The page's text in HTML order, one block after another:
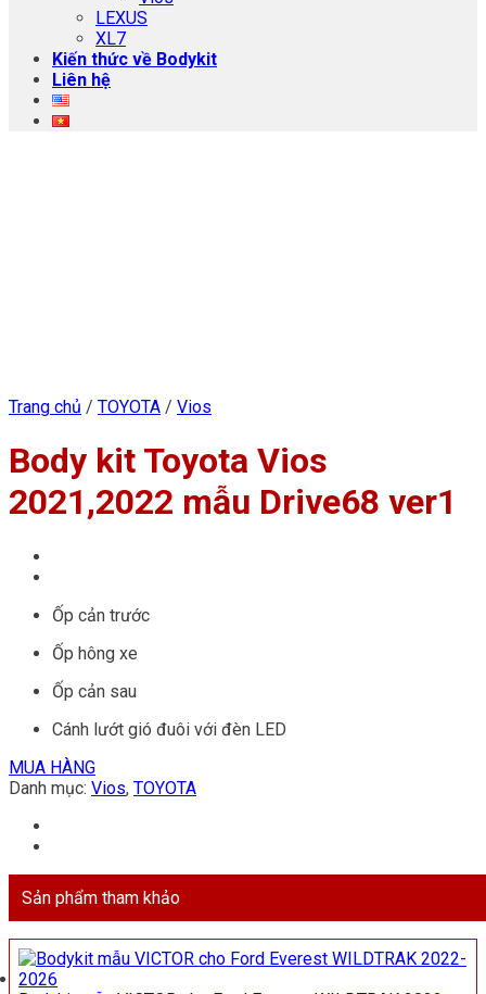
LEXUS
XL7
Kiến thức về Bodykit
Liên hệ
Trang chủ / TOYOTA / Vios
Body kit Toyota Vios
2021,2022 mẫu Drive68 ver1
Ốp cản trước
Ốp hông xe
Ốp cản sau
Cánh lướt gió đuôi với đèn LED
MUA HÀNG
Danh mục: Vios, TOYOTA
Sản phẩm tham khảo